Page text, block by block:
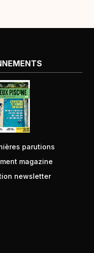
parutions
magazine
newsletter